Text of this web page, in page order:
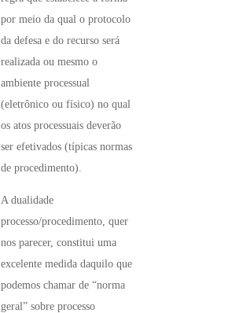
por meio da qual o protocolo
da defesa e do recurso será
realizada ou mesmo o
ambiente processual
(eletrônico ou físico) no qual
os atos processuais deverão
ser efetivados (típicas normas
de procedimento).
A dualidade
processo/procedimento, quer
nos parecer, constitui uma
excelente medida daquilo que
podemos chamar de “norma
geral” sobre processo